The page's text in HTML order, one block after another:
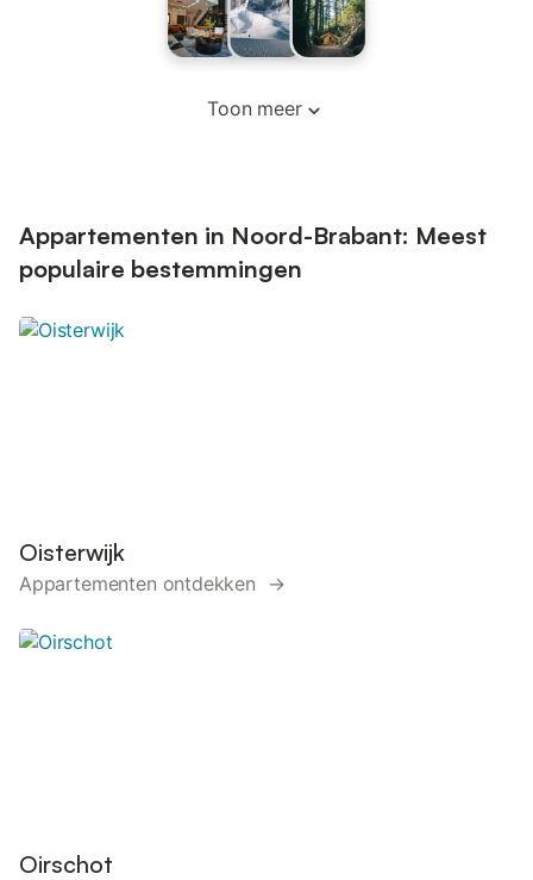
Toon meer
Appartementen in Noord-Brabant: Meest
populaire bestemmingen
Oisterwijk
Appartementen ontdekken →
Oirschot